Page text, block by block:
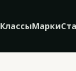
КлассыМарки